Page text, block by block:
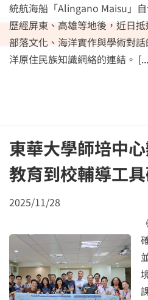
統航海船「Alingano Maisu」
歷經屏東、高雄等地後，近日
部落文化、海洋實作與學術對
洋原住民族知識網絡的連結。
東華大學師培中
教育到校輔導工
2025/11/28